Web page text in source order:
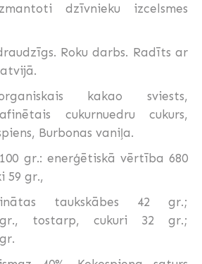
dzīvnieku izcelsmes
Roku darbs. Radīts ar
kakao sviests,
cukurnuedru cukurs,
Burbonas vaniļa.
gr.: enerģētiskā vērtība 680
59 gr.,
taukskābes 42 gr.;
tostarp, cukuri 32 gr.;